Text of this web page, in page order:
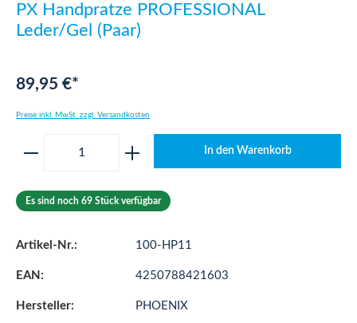
PX Handpratze PROFESSIONAL
Leder/Gel (Paar)
89,95 €*
Preise inkl. MwSt. zzgl. Versandkosten
Produkt Anzahl: Gib den gewünschten
In den Warenkorb
Es sind noch 69 Stück verfügbar
Artikel-Nr.: 100-HP11
EAN: 4250788421603
Hersteller: PHOENIX